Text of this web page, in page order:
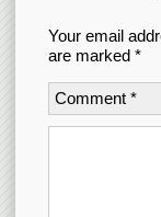
Your email
are marked *
Comment *